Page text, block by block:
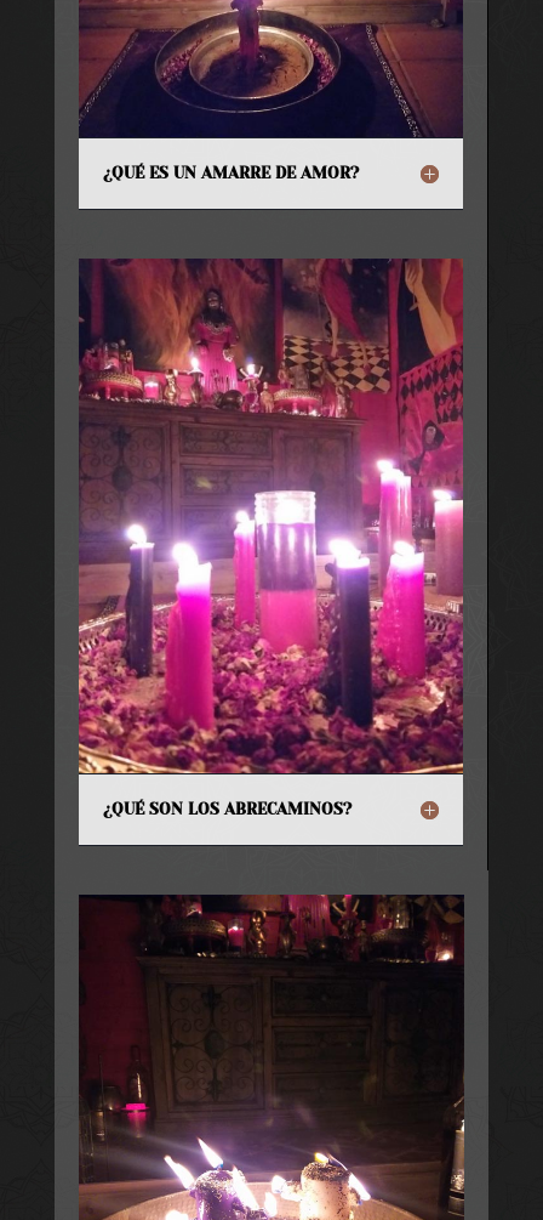
¿QUÉ ES UN AMARRE DE AMOR?
¿QUÉ SON LOS ABRECAMINOS?